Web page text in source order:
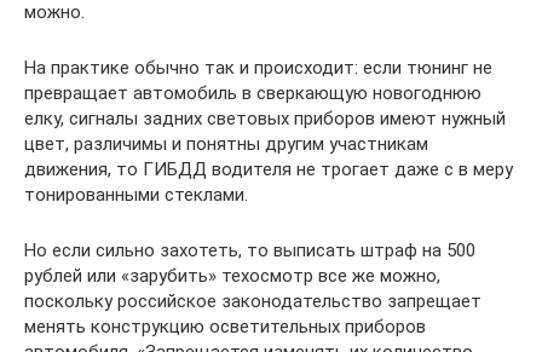
можно.
На практике обычно так и происходит: если тюнинг не
превращает автомобиль в сверкающую новогоднюю
елку, сигналы задних световых приборов имеют нужный
цвет, различимы и понятны другим участникам
движения, то ГИБДД водителя не трогает даже с в меру
тонированными стеклами.
Но если сильно захотеть, то выписать штраф на 500
рублей или «зарубить» техосмотр все же можно,
поскольку российское законодательство запрещает
менять конструкцию осветительных приборов